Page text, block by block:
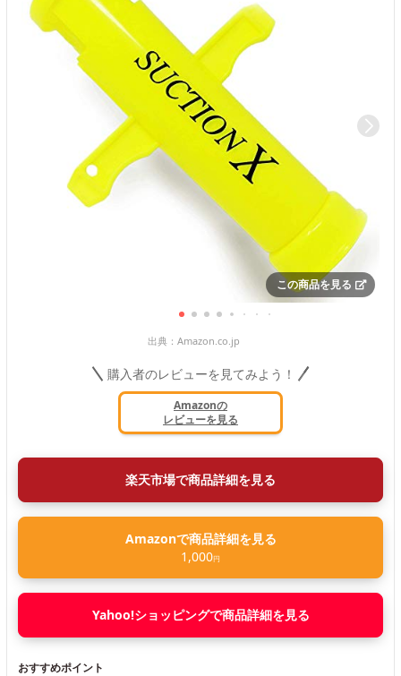
この商品を見る
出典： Amazon.co.jp
購入者のレビューを見てみよう！
Amazonの
レビューを見る
楽天市場で商品詳細を見る
Amazonで商品詳細を見る
1,000円
Yahoo!ショッピングで商品詳細を見る
おすすめポイント